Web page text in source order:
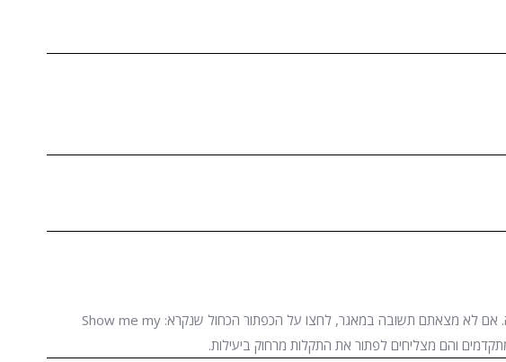
הרשמו עם פרטי חשבונכם, בחרו את התוכנה המתאימה המשיכו לשלב השני ובחרו את סוג התמיכה. אם לא מצאתם תשובה במאגר, לחצו על הכפתור הכחול שנקרא: Show me my